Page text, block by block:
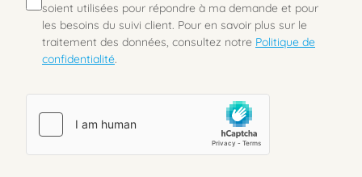
soient utilisées pour répondre à ma demande et pour
les besoins du suivi client. Pour en savoir plus sur le
traitement des données, consultez notre Politique de
confidentialité.